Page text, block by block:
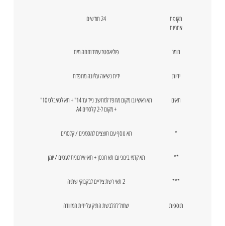
תקופת
אחריות
24 חודשים
חומר פוליאסטר עמיד ודוחה מים
ידיות ידית נשיאה עליונה מרופדת
תאים
תא ראשי ובו מקום מרופד למחשב נייד עד 14" + תא לטאבלט 10"
+ מקום ל-2 קלסרים A4
* תא נוסף עם חוצצים למסמכים / קלסרים
** תא קדמי בינוני ובו תא רוכסן + תאי אירגונית לעטים / יומן
*** 2 תאי רשת צידיים לבקבוקי שתיה
תוספות שרוול להלבשת התיק על ידית המזוודה